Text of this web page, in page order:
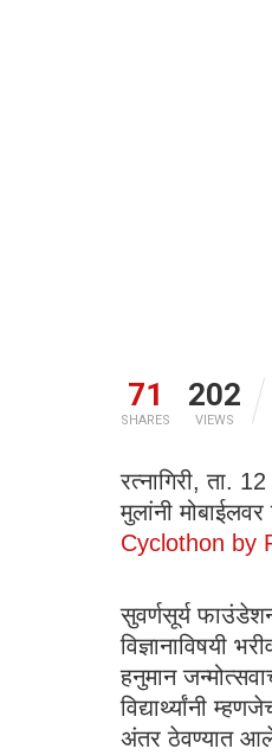
71
SHARES
202
VIEWS
रत्नागिरी, ता.
मुलांनी
Cyclothon by
सुवर्णसूर्य
विज्ञानाविषयी
हनुमान
विद्यार्थ्यांनी
अंतर ठेवण्यात